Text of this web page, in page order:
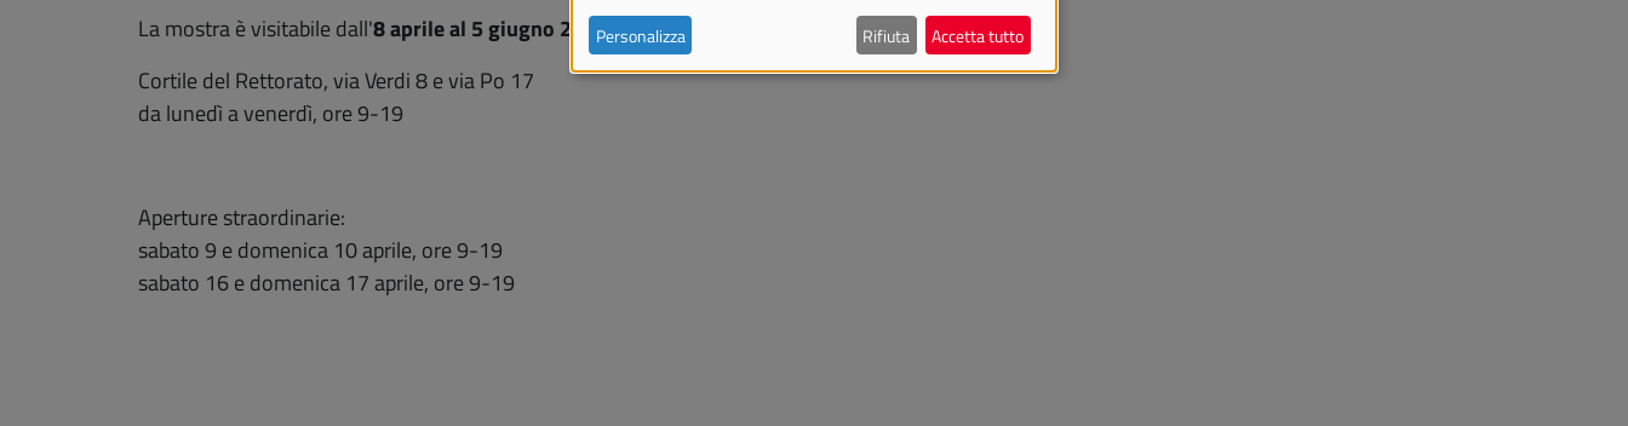
La mostra è visitabile dall'8 aprile al 5 giugno 2022:
Cortile del Rettorato, via Verdi 8 e via Po 17
da lunedì a venerdì, ore 9-19
Aperture straordinarie:
sabato 9 e domenica 10 aprile, ore 9-19
sabato 16 e domenica 17 aprile, ore 9-19
Personalizza Rifiuta Accetta tutto